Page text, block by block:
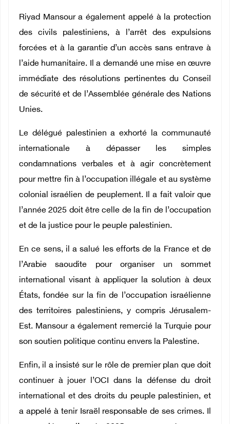
Riyad Mansour a également appelé à la protection
des civils palestiniens, à l’arrêt des expulsions
forcées et à la garantie d’un accès sans entrave à
l’aide humanitaire. Il a demandé une mise en œuvre
immédiate des résolutions pertinentes du Conseil
de sécurité et de l’Assemblée générale des Nations
Unies.
Le délégué palestinien a exhorté la communauté
internationale à dépasser les simples
condamnations verbales et à agir concrètement
pour mettre fin à l’occupation illégale et au système
colonial israélien de peuplement. Il a fait valoir que
l’année 2025 doit être celle de la fin de l’occupation
et de la justice pour le peuple palestinien.
En ce sens, il a salué les efforts de la France et de
l’Arabie saoudite pour organiser un sommet
international visant à appliquer la solution à deux
États, fondée sur la fin de l’occupation israélienne
des territoires palestiniens, y compris Jérusalem-
Est. Mansour a également remercié la Turquie pour
son soutien politique continu envers la Palestine.
Enfin, il a insisté sur le rôle de premier plan que doit
continuer à jouer l’OCI dans la défense du droit
international et des droits du peuple palestinien, et
a appelé à tenir Israël responsable de ses crimes. Il